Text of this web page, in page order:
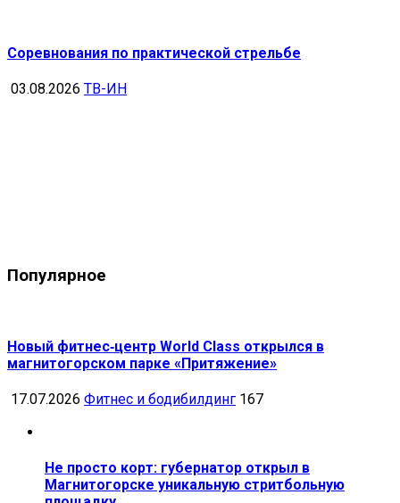
Соревнования по практической стрельбе
03.08.2026 ТВ-ИН
Популярное
Новый фитнес‑центр World Class открылся в
магнитогорском парке «Притяжение»
17.07.2026 Фитнес и бодибилдинг 167
Не просто корт: губернатор открыл в
Магнитогорске уникальную стритбольную